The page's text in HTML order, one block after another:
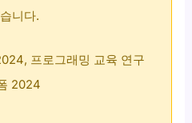
니다.
프로그래밍 교육 연구
2024